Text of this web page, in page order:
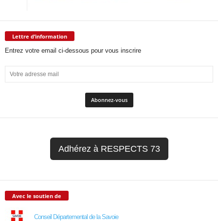
Lettre d’information
Entrez votre email ci-dessous pour vous inscrire
Adhérez à RESPECTS 73
Avec le soutien de
Conseil Départemental de la Savoie